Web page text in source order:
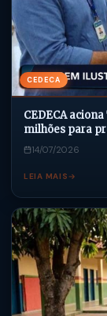
CEDECA
CEDECA
milhões para
14/07/2026
LEIA MAIS